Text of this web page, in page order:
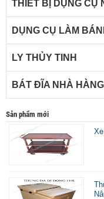
THIẾT BỊ DỤNG CỤ
DỤNG CỤ LÀM
LY THỦY TINH
BÁT ĐĨA NHÀ HÀNG
Sản phẩm mới